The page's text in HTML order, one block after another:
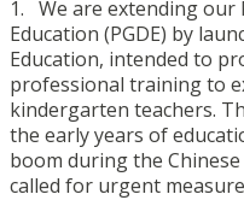
1. We are extending our
Education (PGDE) by
Education, intended to
professional training to
kindergarten teachers.
the early years of
boom during the
called for urgent